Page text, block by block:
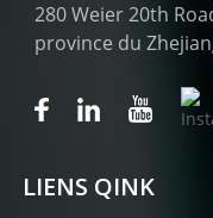
280 Weier 20th
province du
LIENS QINK